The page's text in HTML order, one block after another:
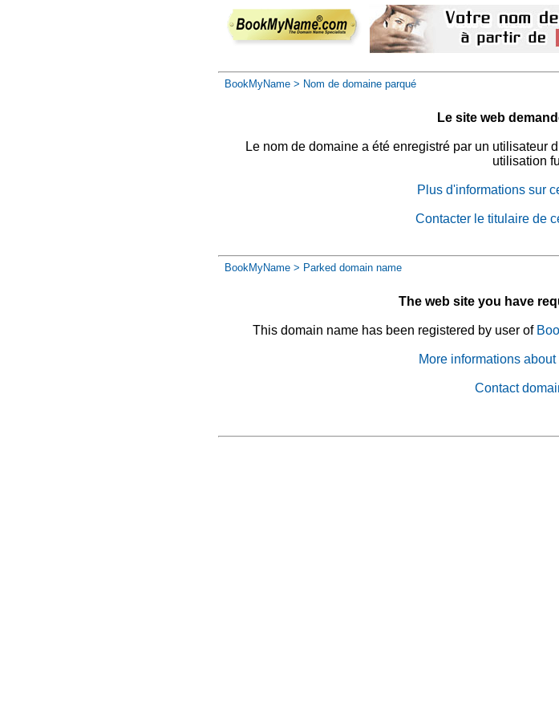
BookMyName > Nom de domaine parqué
Le site web
Le nom de domaine a été enregistré par un utilisateur
utilisation
Plus d'informations sur
Contacter le titulaire de
BookMyName > Parked domain name
The web site you have
This domain name has been registered by user of
More informations
Contact